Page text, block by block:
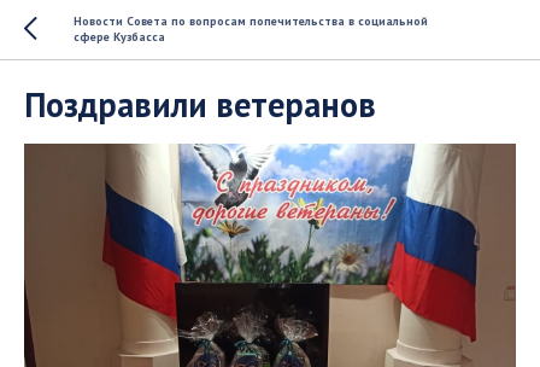
Новости Совета по вопросам попечительства в социальной
сфере Кузбасса
Поздравили ветеранов